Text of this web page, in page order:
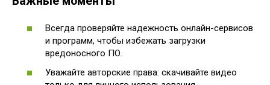
Всегда проверяйте надежность онлайн-сервисов
и программ, чтобы избежать загрузки
вредоносного ПО.
Уважайте авторские права: скачивайте видео